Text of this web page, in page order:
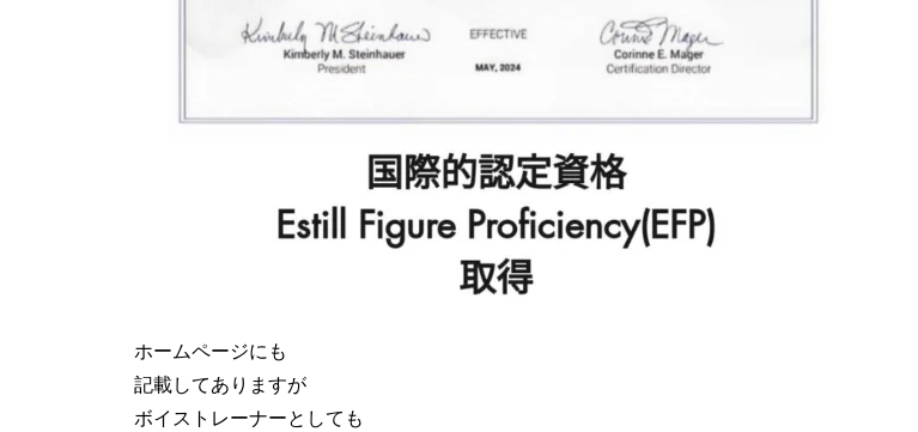
ホームページにも
記載してありますが
ボイストレーナーとしても